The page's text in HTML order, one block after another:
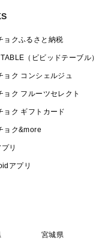
ョクふるさと納税
（ビビッドテーブル）
ョク コンシェルジュ
ョク フルーツセレクト
ョク ギフトカード
ョク&more
リ
アプリ
宮城県